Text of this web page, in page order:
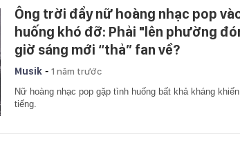
Ông trời đẩy nữ hoàng nhạc pop
huống khó đỡ: Phải "lên phường
giờ sáng mới “thả” fan về?
Musik - 1 năm trước
Nữ hoàng nhạc pop gặp tình huống bất khả kháng
tiếng.